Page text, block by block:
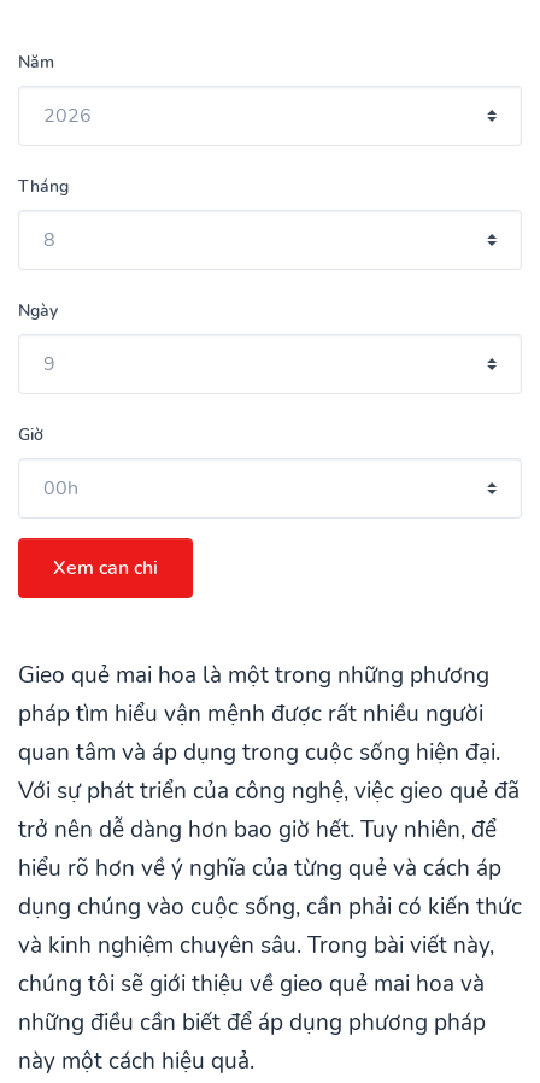
Năm
Tháng
Ngày
Giờ
Xem can chi
Gieo quẻ mai hoa là một trong những phương
pháp tìm hiểu vận mệnh được rất nhiều người
quan tâm và áp dụng trong cuộc sống hiện đại.
Với sự phát triển của công nghệ, việc gieo quẻ đã
trở nên dễ dàng hơn bao giờ hết. Tuy nhiên, để
hiểu rõ hơn về ý nghĩa của từng quẻ và cách áp
dụng chúng vào cuộc sống, cần phải có kiến thức
và kinh nghiệm chuyên sâu. Trong bài viết này,
chúng tôi sẽ giới thiệu về gieo quẻ mai hoa và
những điều cần biết để áp dụng phương pháp
này một cách hiệu quả.